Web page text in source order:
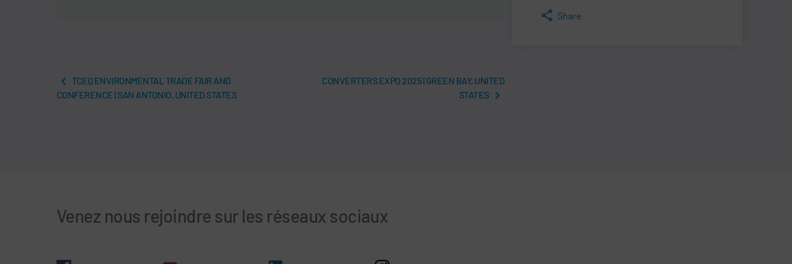
Share
TCEQ ENVIRONMENTAL TRADE FAIR AND
CONFERENCE | SAN ANTONIO, UNITED STATES
CONVERTERS EXPO 2025 | GREEN BAY, UNITED
STATES
Venez nous rejoindre sur les réseaux sociaux